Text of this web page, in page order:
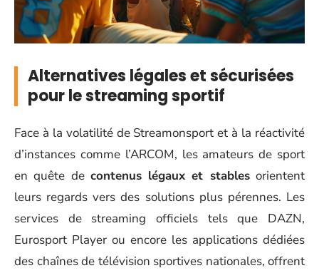
Alternatives légales et sécurisées
pour le streaming sportif
Face à la volatilité de Streamonsport et à la réactivité
d’instances comme l’ARCOM, les amateurs de sport
en quête de contenus légaux et stablesorientent
leurs regards vers des solutions plus pérennes. Les
services de streaming officiels tels que DAZN,
Eurosport Player ou encore les applications dédiées
des chaînes de télévision sportives nationales, offrent